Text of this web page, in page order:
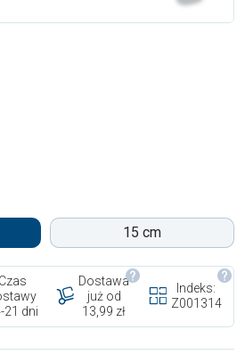
15 cm
Czas
21 dni
Dostawa
już od
13,99 zł
Indeks:
Z001314